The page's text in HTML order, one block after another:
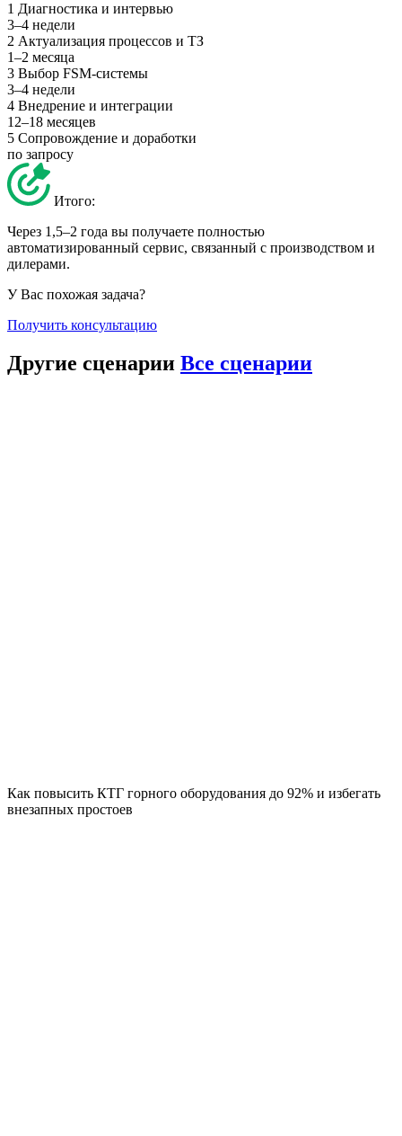
1 Диагностика и интервью
3–4 недели
2 Актуализация процессов и ТЗ
1–2 месяца
3 Выбор FSM-системы
3–4 недели
4 Внедрение и интеграции
12–18 месяцев
5 Сопровождение и доработки
по запросу
Итого:
Через 1,5–2 года вы получаете полностью
автоматизированный сервис, связанный с производством и
дилерами.
У Вас похожая задача?
Получить консультацию
Другие сценарии Все сценарии
Как повысить КТГ горного оборудования до 92% и избегать
внезапных простоев